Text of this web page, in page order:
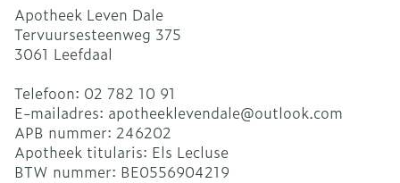
Apotheek Leven Dale
Tervuursesteenweg 375
3061 Leefdaal
Telefoon: 02 782 10 91
E-mailadres: apotheeklevendale@outlook.com
APB nummer: 246202
Apotheek titularis: Els Lecluse
BTW nummer: BE0556904219